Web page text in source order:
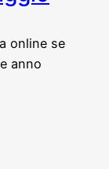
online se
anno